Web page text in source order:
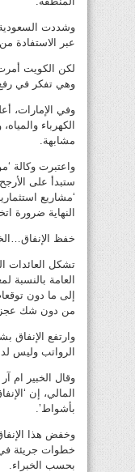
وشددت السعودية
عبر الاستفادة من
لكن الكويت
وهي تفكر في رفع
وفي الإمارات،
الكهرباء
مشابهة.
واعتبرت وكالة
ستبدأ على
‘مشاريع
النهاية ضرورة
خفظ
العامة بالنسبة
إلى ما دون
من دون شك عجزا
وارتفع
الرواتب وليس
وقال الخبير ام
المالي، إن
بأشواط’.
وخفض هذا
خطوات جريئة في
بحسب الخبراء.